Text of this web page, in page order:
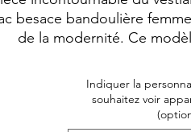
besace bandoulière
de la modernité. Ce
Indiquer la
souhaitez voir